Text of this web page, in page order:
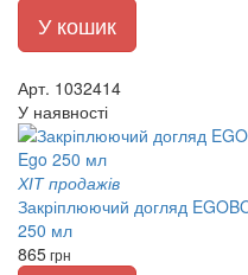
У кошик
Арт. 1032414
У наявності
ХІТ продажів
Закріплюючий догляд
250 мл
865грн